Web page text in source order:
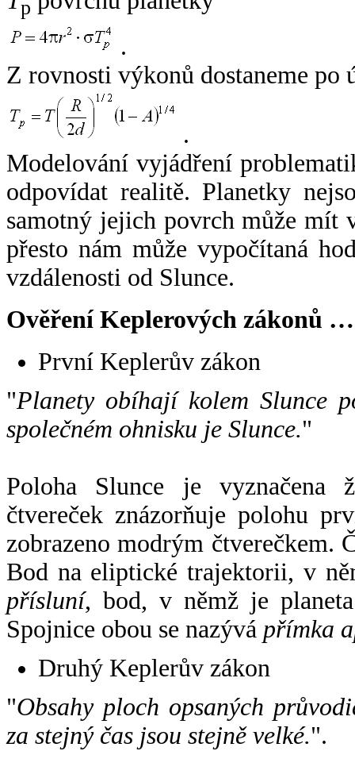
p
.
Z rovnosti výkonů dostaneme po
.
Modelování vyjádření
odpovídat realitě. Planetky
samotný jejich povrch může mít
přesto nám může vypočítaná
vzdálenosti od Slunce.
Ověření Keplerových zákonů …
První Keplerův zákon
"Planety obíhají kolem Slunce
společném ohnisku je Slunce."
Poloha Slunce je vyznačena
čtvereček znázorňuje polohu
zobrazeno modrým čtverečkem.
Bod na eliptické trajektorii, v
přísluní, bod, v němž je
Spojnice obou se nazývá přímka
Druhý Keplerův zákon
"Obsahy ploch opsaných
za stejný čas jsou stejně velké.".